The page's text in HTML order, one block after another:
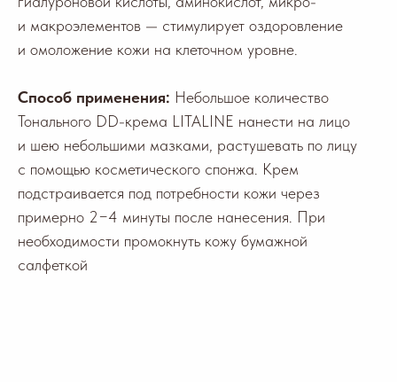
и макроэлементов — стимулирует оздоровление
и омоложение кожи на клеточном уровне.
Способ применения: Небольшое количество
Тонального DD-крема LITALINE нанести на лицо
и шею небольшими мазками, растушевать по лицу
с помощью косметического спонжа. Крем
подстраивается под потребности кожи через
примерно 2−4 минуты после нанесения. При
необходимости промокнуть кожу бумажной
салфеткой